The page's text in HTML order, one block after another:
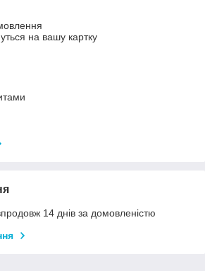
на вашу картку
14 днів за домовленістю